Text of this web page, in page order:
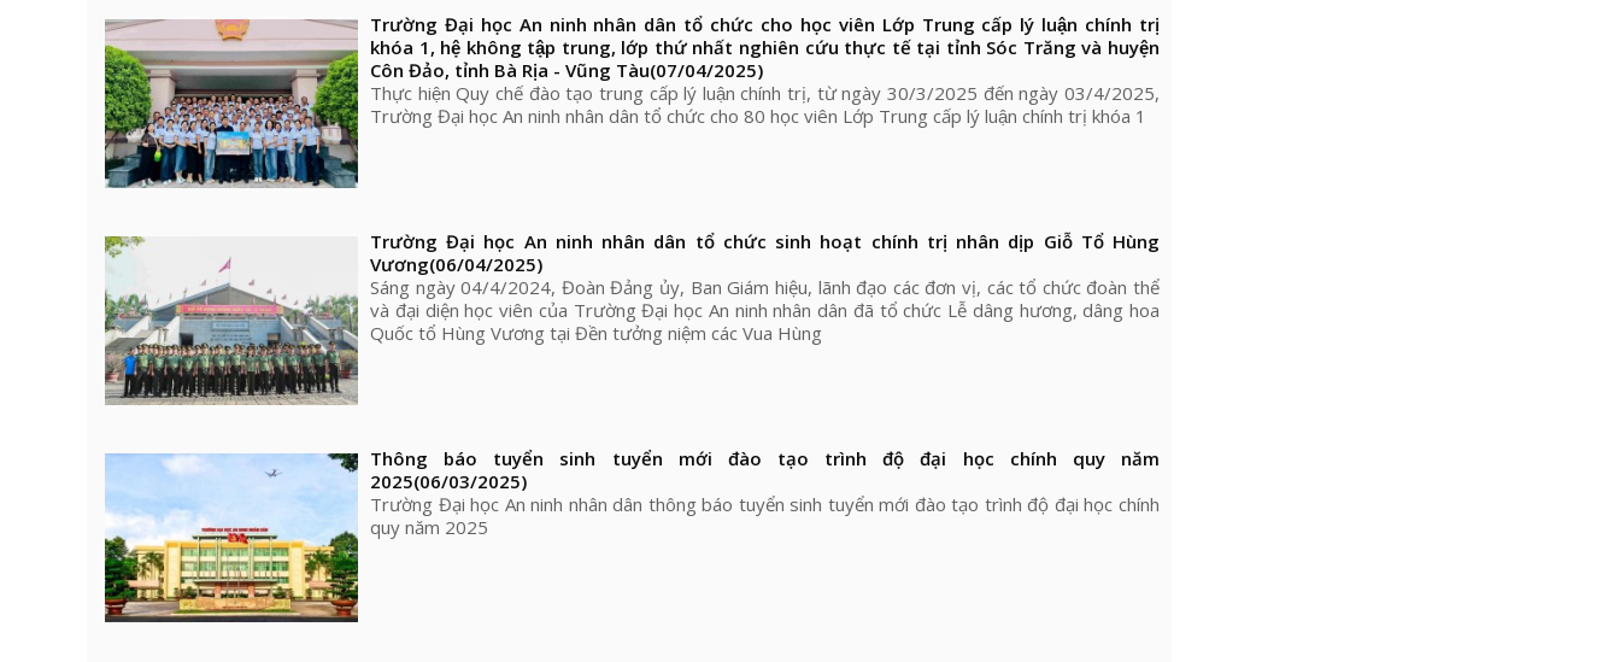
Trường Đại học An ninh nhân dân tổ chức cho học viên Lớp Trung cấp lý luận chính trị
khóa 1, hệ không tập trung, lớp thứ nhất nghiên cứu thực tế tại tỉnh Sóc Trăng và huyện
Côn Đảo, tỉnh Bà Rịa - Vũng Tàu(07/04/2025)
Thực hiện Quy chế đào tạo trung cấp lý luận chính trị, từ ngày 30/3/2025 đến ngày 03/4/2025,
Trường Đại học An ninh nhân dân tổ chức cho 80 học viên Lớp Trung cấp lý luận chính trị khóa 1
Trường Đại học An ninh nhân dân tổ chức sinh hoạt chính trị nhân dịp Giỗ Tổ Hùng
Vương(06/04/2025)
Sáng ngày 04/4/2024, Đoàn Đảng ủy, Ban Giám hiệu, lãnh đạo các đơn vị, các tổ chức đoàn thể
và đại diện học viên của Trường Đại học An ninh nhân dân đã tổ chức Lễ dâng hương, dâng hoa
Quốc tổ Hùng Vương tại Đền tưởng niệm các Vua Hùng
Thông báo tuyển sinh tuyển mới đào tạo trình độ đại học chính quy năm
2025(06/03/2025)
Trường Đại học An ninh nhân dân thông báo tuyển sinh tuyển mới đào tạo trình độ đại học chính
quy năm 2025